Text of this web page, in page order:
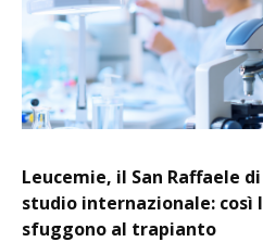
Leucemie, il San Raffaele
studio internazionale: così
sfuggono al trapianto